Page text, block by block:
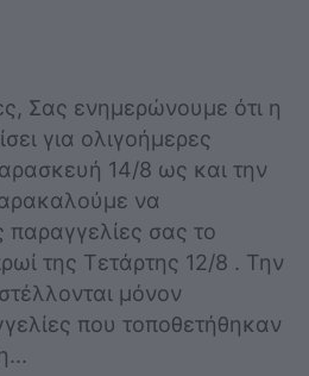
Σας ενημερώνουμε ότι η
για ολιγοήμερες
14/8 ως και την
να
παραγγελίες σας το
της Τετάρτης 12/8 . Την
μόνον
που τοποθετήθηκαν